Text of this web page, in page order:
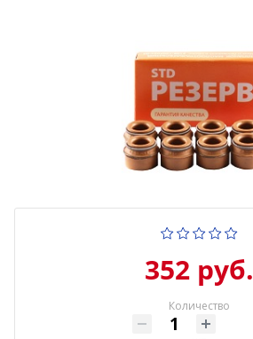
352 руб.
Количество